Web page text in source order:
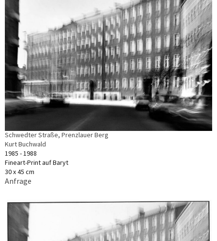
Schwedter Straße, Prenzlauer Berg
Kurt Buchwald
1985 - 1988
Fineart-Print auf Baryt
30 x 45 cm
Anfrage